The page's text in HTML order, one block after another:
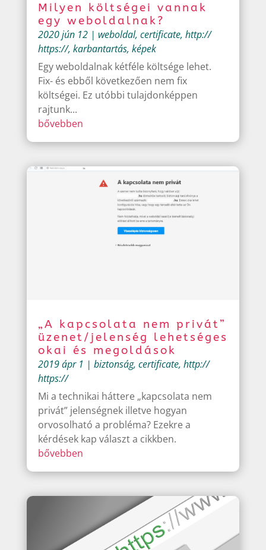
Milyen költségei vannak
egy weboldalnak?
2020 jún 12| weboldal, certificate, http://
https://, karbantartás, képek
Egy weboldalnak kétféle költsége lehet.
Fix- és ebből következően nem fix
költségei. Ez utóbbi tulajdonképpen
rajtunk...
bővebben
„A kapcsolata nem privát”
üzenet/jelenség lehetséges
okai és megoldások
2019 ápr 1 | biztonság, certificate, http://
https://
Mi a technikai háttere „kapcsolata nem
privát” jelenségnek illetve hogyan
orvosolható a probléma? Ezekre a
kérdések kap választ a cikkben.
bővebben